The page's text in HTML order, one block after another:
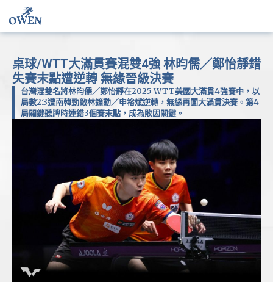
桌球/WTT大滿貫賽混雙4強 林昀儒／鄭怡靜錯
失賽末點遭逆轉 無緣晉級決賽
台灣混雙名將林昀儒／鄭怡靜在2025 WTT美國大滿貫4強賽中，以
局數2:3遭南韓勁敵林鐘勳／申裕斌逆轉，無緣再闖大滿貫決賽。第4
局關鍵聽牌時連錯3個賽末點，成為敗因關鍵。